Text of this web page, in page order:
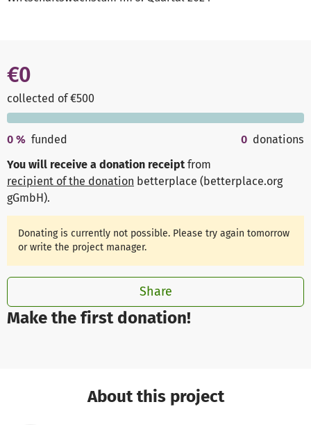
Make the first donation!
€0
collected of €500
0 % funded 0 donations
You will receive a donation receipt from
recipient of the donation betterplace (betterplace.org
gGmbH).
Donating is currently not possible. Please try again tomorrow
or write the project manager.
Share
About this project